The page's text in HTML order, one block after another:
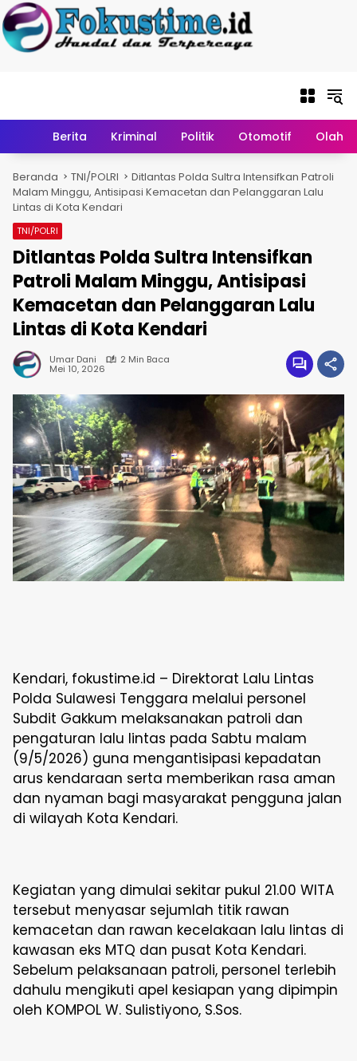
HomeBerita Kriminal Politik Otomotif
Beranda TNI/POLRI
Ditlantas Polda Sultra Intensifkan Patroli
Malam Minggu, Antisipasi Kemacetan dan Pelanggaran Lalu
Lintas di Kota Kendari
TNI/POLRI
Ditlantas Polda Sultra Intensifkan
Patroli Malam Minggu, Antisipasi
Kemacetan dan Pelanggaran Lalu
Lintas di Kota Kendari
Umar Dani 2 Min Baca
Mei 10, 2026
Kendari, fokustime.id – Direktorat Lalu Lintas
Polda Sulawesi Tenggara melalui personel
Subdit Gakkum melaksanakan patroli dan
pengaturan lalu lintas pada Sabtu malam
(9/5/2026) guna mengantisipasi kepadatan
arus kendaraan serta memberikan rasa aman
dan nyaman bagi masyarakat pengguna jalan
di wilayah Kota Kendari.
Kegiatan yang dimulai sekitar pukul 21.00 WITA
tersebut menyasar sejumlah titik rawan
kemacetan dan rawan kecelakaan lalu lintas di
kawasan eks MTQ dan pusat Kota Kendari.
Sebelum pelaksanaan patroli, personel terlebih
dahulu mengikuti apel kesiapan yang dipimpin
oleh KOMPOL W. Sulistiyono, S.Sos.